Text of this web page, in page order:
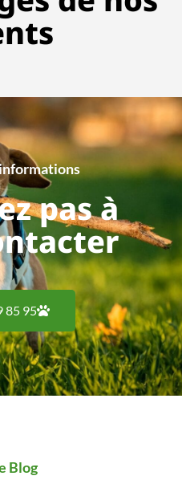
pas à
85 95
Blog